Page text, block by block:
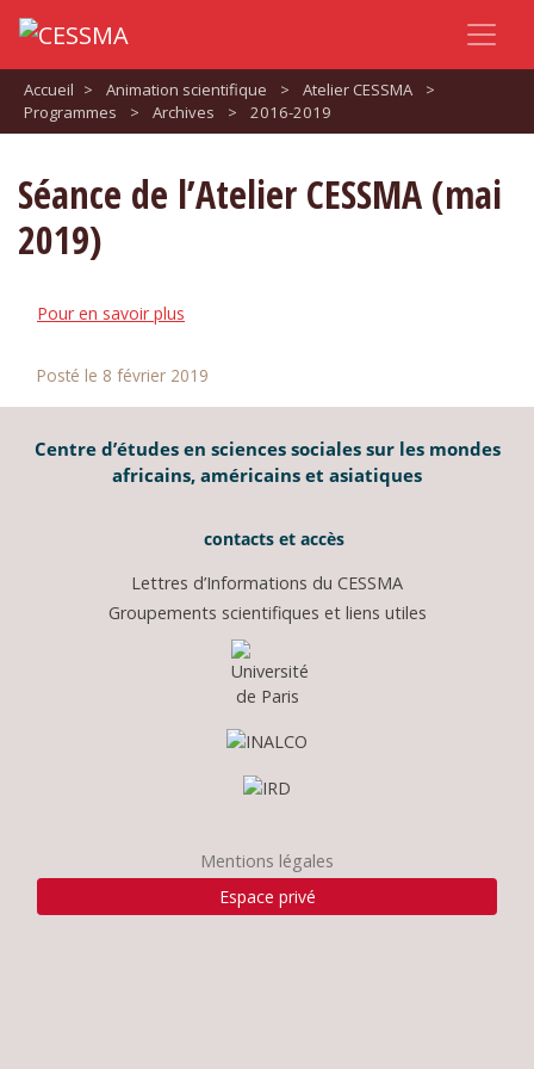
Accueil > Animation scientifique > Atelier CESSMA
>
Programmes
> Archives > 2016-2019
Séance de l’Atelier CESSMA (mai
2019)
Pour en savoir plus
Posté le 8 février 2019
Centre d’études en sciences sociales sur les mondes
africains, américains et asiatiques
contacts et accès
Lettres d’Informations du CESSMA
Groupements scientifiques et liens utiles
Mentions légales
Espace privé